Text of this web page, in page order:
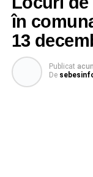
în
13
Publicat
De